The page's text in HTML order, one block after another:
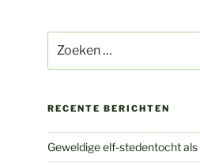
naar:
RECENTE BERICHTEN
Geweldige elf-stedentocht